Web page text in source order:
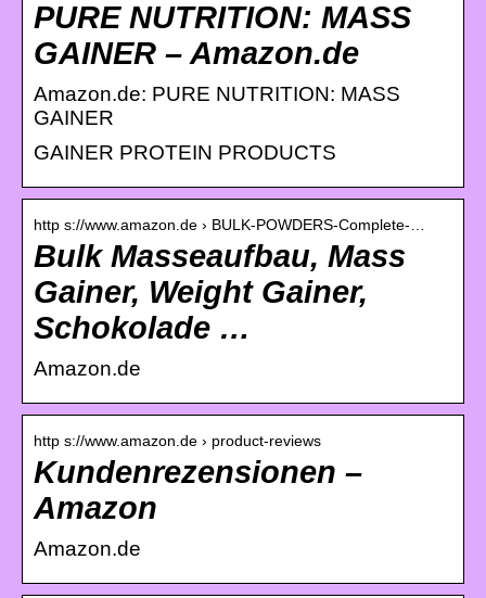
PURE NUTRITION: MASS
GAINER – Amazon.de
Amazon.de: PURE NUTRITION: MASS
GAINER
GAINER PROTEIN PRODUCTS
http s://www.amazon.de › BULK-POWDERS-Complete-…
Bulk Masseaufbau, Mass
Gainer, Weight Gainer,
Schokolade …
Amazon.de
http s://www.amazon.de › product-reviews
Kundenrezensionen –
Amazon
Amazon.de